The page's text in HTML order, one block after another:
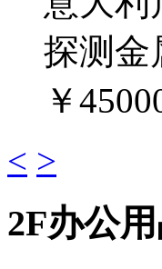
探测金
￥
< >
2F办公